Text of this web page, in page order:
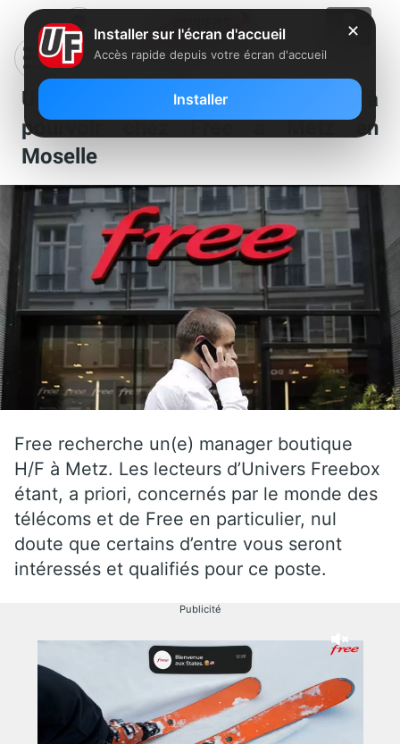
Un poste de manager boutique est à
pourvoir chez Free à Metz en
Moselle
Free recherche un(e) manager boutique
H/F à Metz. Les lecteurs d’Univers Freebox
étant, a priori, concernés par le monde des
télécoms et de Free en particulier, nul
doute que certains d’entre vous seront
intéressés et qualifiés pour ce poste.
Publicité
✕
Installer sur l'écran d'accueil
Accès rapide depuis votre écran d'accueil
Installer